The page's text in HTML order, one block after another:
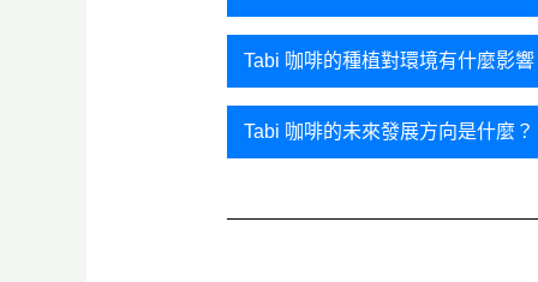
Tabi 咖啡提供穩定的產量和高品
質。
Tabi 咖啡的種植對環境有什麼影響
Tabi 咖啡的種植方式有助於降低
Tabi 咖啡的未來發展方向是什麼？